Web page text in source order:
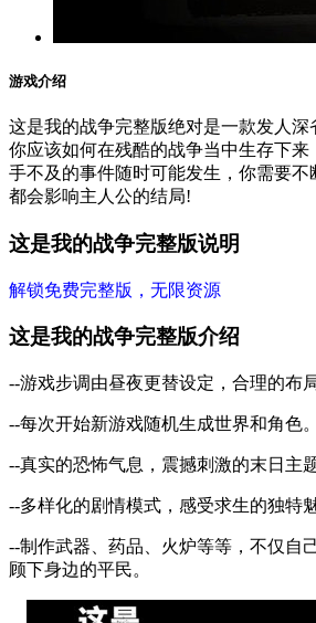
游戏介绍
这是我的战争完整版绝对是一款发人深
你应该如何在残酷的战争当中生存下
手不及的事件随时可能发生，你需要不
都会影响主人公的结局!
这是我的战争完整版说明
解锁免费完整版，无限资源
这是我的战争完整版介绍
--游戏步调由昼夜更替设定，合理的布
--每次开始新游戏随机生成世界和角色。
--真实的恐怖气息，震撼刺激的末日主
--多样化的剧情模式，感受求生的独特魅
--制作武器、药品、火炉等等，不仅自
顾下身边的平民。